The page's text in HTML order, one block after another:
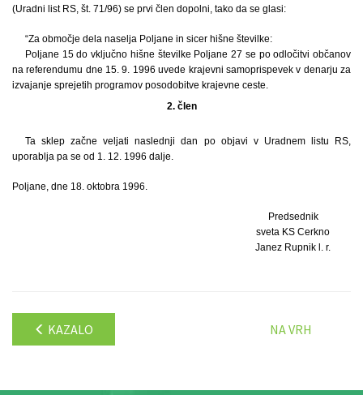
(Uradni list RS, št. 71/96) se prvi člen dopolni, tako da se glasi:
“Za območje dela naselja Poljane in sicer hišne številke:
Poljane 15 do vključno hišne številke Poljane 27 se po odločitvi občanov
na referendumu dne 15. 9. 1996 uvede krajevni samoprispevek v denarju za
izvajanje sprejetih programov posodobitve krajevne ceste.
2. člen
Ta sklep začne veljati naslednji dan po objavi v Uradnem listu RS,
uporablja pa se od 1. 12. 1996 dalje.
Poljane, dne 18. oktobra 1996.
Predsednik
sveta KS Cerkno
Janez Rupnik l. r.
KAZALO NA VRH